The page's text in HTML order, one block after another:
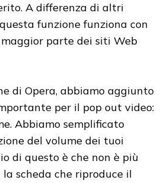
A differenza di altri
questa funzione funziona con
parte dei siti Web
di Opera, abbiamo aggiunto
per il pop out video:
Abbiamo semplificato
del volume dei tuoi
di questo è che non è più
scheda che riproduce il